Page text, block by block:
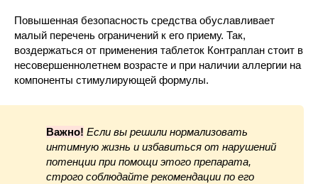
Повышенная безопасность средства обуславливает
малый перечень ограничений к его приему. Так,
воздержаться от применения таблеток Контраплан стоит в
несовершеннолетнем возрасте и при наличии аллергии на
компоненты стимулирующей формулы.
Важно! Если вы решили нормализовать
интимную жизнь и избавиться от нарушений
потенции при помощи этого препарата,
строго соблюдайте рекомендации по его